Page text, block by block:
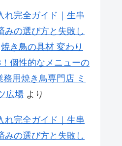
れ完全ガイド｜生串
みの選び方と失敗し
焼き鳥の具材 変わり
個性的なメニューの
用焼き鳥専門店 ミ
広場 より
れ完全ガイド｜生串
みの選び方と失敗し